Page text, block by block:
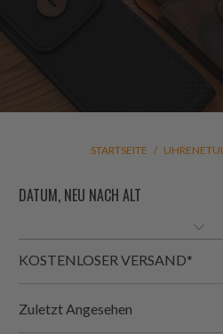
STARTSEITE / UHRENETUI
KOSTENLOSER VERSAND*
Zuletzt Angesehen